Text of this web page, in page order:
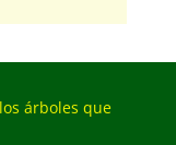
árboles que